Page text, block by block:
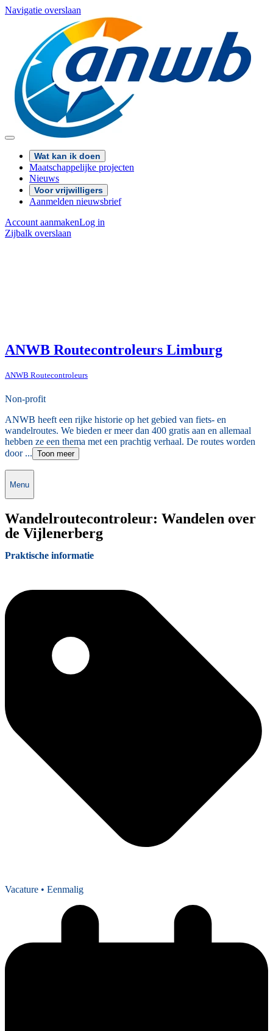
Navigatie overslaan
Wat kan ik doen
Maatschappelijke projecten
Nieuws
Voor vrijwilligers
Aanmelden nieuwsbrief
Account aanmakenLog in
Zijbalk overslaan
ANWB Routecontroleurs Limburg
ANWB Routecontroleurs
Non-profit
ANWB heeft een rijke historie op het gebied van fiets- en
wandelroutes. We bieden er meer dan 400 gratis aan en allemaal
hebben ze een thema met een prachtig verhaal. De routes worden
door ... Toon meer
Menu
Wandelroutecontroleur: Wandelen over
de Vijlenerberg
Praktische informatie
Vacature • Eenmalig